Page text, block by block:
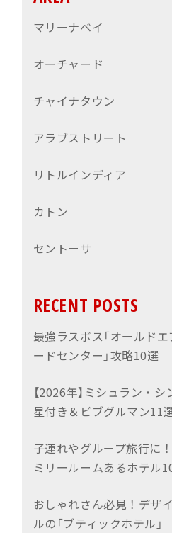
マリーナベイ
オーチャード
チャイナタウン
アラブストリート
リトルインディア
カトン
セントーサ
RECENT POSTS
最強ラスボス「オールド
ードセンター」攻略10選
【2026年】ミシュラン・
星付き＆ビブグルマン11
子連れやグループ旅行に
ミリールームあるホテル
おしゃれさん必見！デザ
ルの「ブティックホテル」